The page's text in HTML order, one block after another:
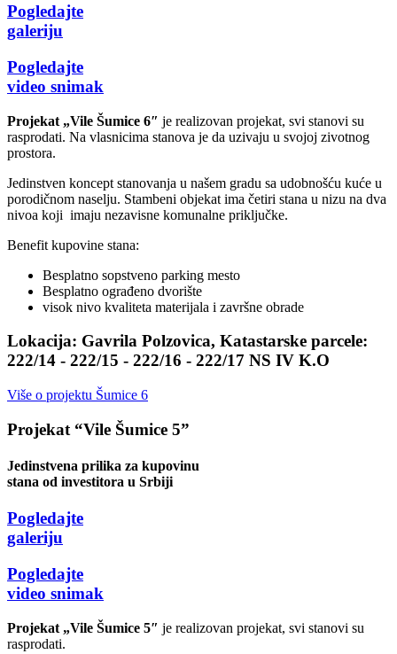
Pogledajte
galeriju
Pogledajte
video snimak
Projekat „Vile Šumice 6″ je realizovan projekat, svi stanovi su
rasprodati. Na vlasnicima stanova je da uzivaju u svojoj zivotnog
prostora.
Jedinstven koncept stanovanja u našem gradu sa udobnošću kuće u
porodičnom naselju. Stambeni objekat ima četiri stana u nizu na dva
nivoa koji imaju nezavisne komunalne priključke.
Benefit kupovine stana:
Besplatno sopstveno parking mesto
Besplatno ograđeno dvorište
visok nivo kvaliteta materijala i završne obrade
Lokacija: Gavrila Polzovica, Katastarske parcele:
222/14 - 222/15 - 222/16 - 222/17 NS IV K.O
Više o projektu Šumice 6
Projekat “Vile Šumice 5”
Jedinstvena prilika za kupovinu
stana od investitora u Srbiji
Pogledajte
galeriju
Pogledajte
video snimak
Projekat „Vile Šumice 5″ je realizovan projekat, svi stanovi su
rasprodati.